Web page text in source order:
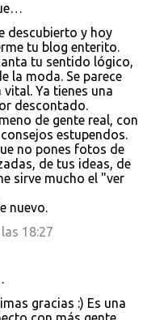
descubierto y hoy
tu blog enterito.
tu sentido lógico,
la moda. Se parece
Ya tienes una
descontado.
de gente real, con
estupendos.
no pones fotos de
de tus ideas, de
sirve mucho el "ver
nuevo.
18:27
gracias :) Es una